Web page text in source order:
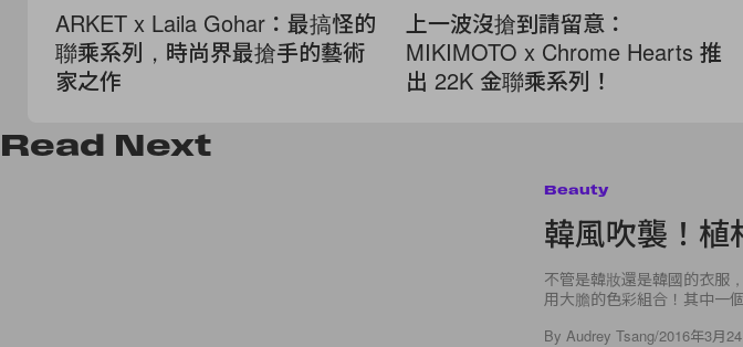
ARKET x Laila Gohar：最搞怪的
聯乘系列，時尚界最搶手的藝術
家之作
上一波沒搶到請留意：
MIKIMOTO x Chrome Hearts 推
出 22K 金聯乘系列！
Read Next
Beauty
韓風吹襲！植
不管是韓妝還是韓國的衣服
用大膽的色彩組合！其中一
By Audrey Tsang/2016年3月